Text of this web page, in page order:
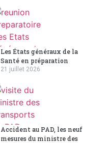
Les États généraux de la
Santé en préparation
21 juillet 2026
Accident au PAD, les neuf
mesures du ministre des